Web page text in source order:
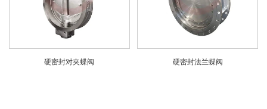
硬密封对夹蝶阀 硬密封法兰蝶阀